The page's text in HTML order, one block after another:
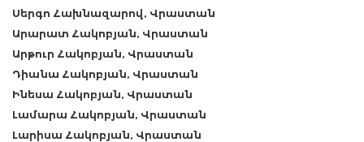
Սերգո Հախնազարով, Վրաստան
Արարատ Հակոբյան, Վրաստան
Արթուր Հակոբյան, Վրաստան
Դիանա Հակոբյան, Վրաստան
Ինեսա Հակոբյան, Վրաստան
Լամարա Հակոբյան, Վրաստան
Լարիսա Հակոբյան, Վրաստան